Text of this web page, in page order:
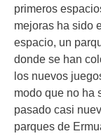
primeros
mejoras ha sido
espacio, un
donde se han
los nuevos
modo que no ha
pasado casi
parques de